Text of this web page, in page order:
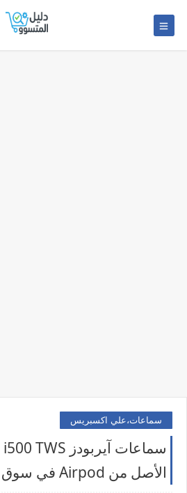
سماعات،علي اكسبريس
الأصل من Airpod في سوق علي اكسبريس